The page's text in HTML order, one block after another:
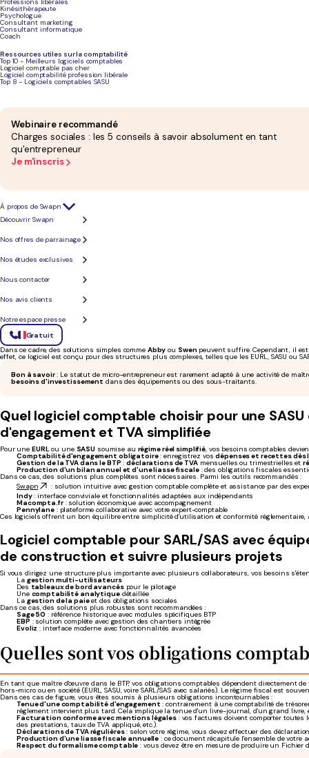
Professions libérales
Kinésithérapeute
Psychologue
Consultant marketing
Consultant informatique
Coach
Ressources utiles sur la comptabilité
Top 10 - Meilleurs logiciels comptables
Logiciel comptable pas cher
Logiciel comptabilité profession libérale
Top 8 - Logiciels comptables SASU
Webinaire recommandé
Charges sociales : les 5 conseils à savoir absolument en tant
qu'entrepreneur
Je m'inscris
À propos de Swapn
Découvrir Swapn
Nos offres de parrainage
Nos études exclusives
Nous contacter
Nos avis clients
Notre espace presse
Gratuit
Sage 50
options
EBP
Evoliz 16 € à 44 €/mois
Easyteo
Bon à savoir :La plupart de ces solutions proposent des périodes d'essai gratuites.
Quel logiciel comptable pour un
Si vous êtesmicro-entrepreneur
léger et simple, capable de répondre aux besoins suivants :
Tenue du livre des recettes
Édition de factures conformes
Suivi des dépenses simples
Dans ce cadre, des solutions simples comme Abby ou Swenpeuvent suffire. Cependant, il
effet, ce logiciel est conçu pour des structures plus complexes, telles que les EURL, SASU ou
Bon à savoir: Le statut de micro-entrepreneur est rarement adapté à une activité de
besoins d'investissement dans des équipements ou des sous-traitants.
Quel logiciel comptable choisir pour une SASU
d'engagement et TVA simplifiée
Pour une EURLou une SASU soumise au régime réel simplifié, vos besoins comptables
Comptabilité d'engagement obligatoire: enregistrez vosdépenses et recettes dès
Gestion de la TVA dans le BTP :déclarations de TVAmensuelles ou trimestrielles et
Production d'un bilan annuel et d'une liasse fiscale: des obligations fiscales
Dans ce cas, des solutions plus complètes sont nécessaires. Parmi les outils recommandés :
Swapn
: solution intuitive avec gestion comptable complète et assistance par des
Indy: interface conviviale et fonctionnalités adaptées aux indépendants
Macompta.fr: solution économique avec accompagnement
Pennylane: plateforme collaborative avec votre expert-comptable
Ces logiciels offrent un bon équilibre entre simplicité d'utilisation et conformité
Logiciel comptable pour SARL/SAS avec
de construction et suivre plusieurs projets
Si vous dirigez une structure plus importante avec plusieurs collaborateurs, vos besoins
La gestion multi-utilisateurs
Destableaux de bord avancéspour le pilotage
Une comptabilité analytiquedétaillée
La gestion de la paieet des obligations sociales
Dans ce cas, des solutions plus robustes sont recommandées :
Sage 50 : référence historique avec modules spécifiques BTP
EBP : solution complète avec gestion des chantiers intégrée
Evoliz : interface moderne avec fonctionnalités avancées
Quelles sont vos obligations
En tant que maître d'œuvre dans le BTP, vos obligations comptables dépendent
hors-micro ou en société (EURL, SASU, voire SARL/SAS avec salariés). Le régime fiscal est
Dans ces cas de figure, vous êtes soumis à plusieurs obligations incontournables :
Tenue d'une comptabilité d'engagement : contrairement à une comptabilité de
règlement intervient plus tard. Cela implique la tenue d'un livre-journal, d'un grand
Facturation conforme avec mentions légales: vos factures doivent comporter toutes
des prestations, taux de TVA appliqué, etc.).
Déclarations de TVA régulières: selon votre régime, vous devez effectuer des
Production d'une liasse fiscale annuelle : ce document récapitule l'ensemble de
Respect du formalisme comptable : vous devez être en mesure de produire un Fichier